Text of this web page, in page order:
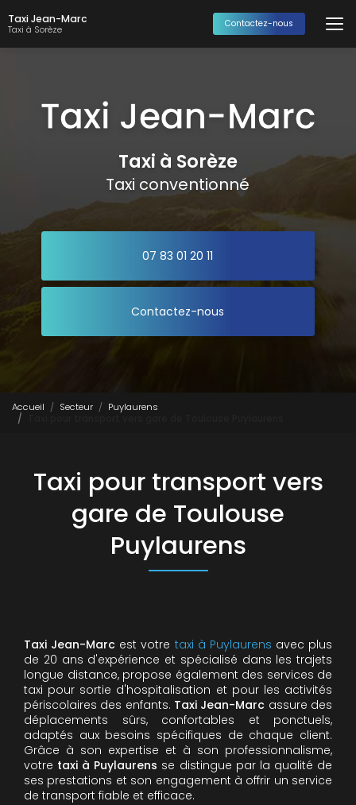
au
contenu
principal
Taxi Jean-Marc
Taxi à Sorèze Contactez-nous
Taxi à Sorèze
Taxi conventionné
07 83 01 20 11
Contactez-nous
Accueil Secteur
Puylaurens
Taxi pour transport vers
gare de Toulouse
Puylaurens
Taxi Jean-Marc est votre taxi à Puylaurens avec plus
de 20 ans d'expérience et spécialisé dans les trajets
longue distance, propose également des services de
taxi pour sortie d'hospitalisation et pour les activités
périscolaires des enfants. Taxi Jean-Marc assure des
déplacements sûrs, confortables et ponctuels,
adaptés aux besoins spécifiques de chaque client.
Grâce à son expertise et à son professionnalisme,
votre taxi à Puylaurens se distingue par la qualité de
ses prestations et son engagement à offrir un service
de transport fiable et efficace.